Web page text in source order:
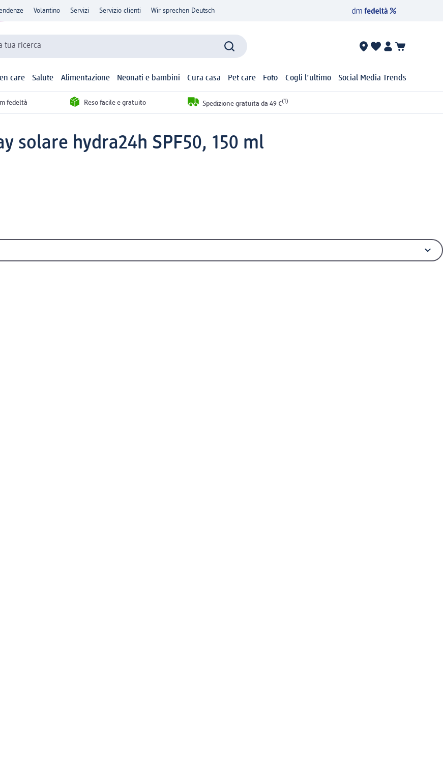
Volantino Servizi Servizio clienti Wir sprechen Deutsch
tua ricerca
care Salute Alimentazione Neonati e bambini Cura casa Pet care Foto Cogli l'ultimo Social Media Trends
fedeltà Reso facile e gratuito Spedizione gratuita da 49 €(1)
solare hydra24h SPF50, 150 ml